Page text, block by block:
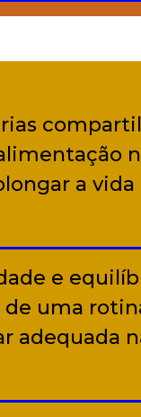
tem
de R$ 17
infantil para
a vida
e
uma
adequada